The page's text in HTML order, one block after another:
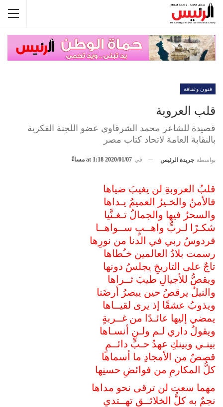
فنون وثقافة
قلب العروبة
قصيدة للشاعر محمد الشرقاوي عضو اللجنة الفكرية
بالنقابة العامة لاتحاد كتاب مصر
بواسطة جريدة الرئيس في 2020/01/07 at 1:18 مساءً
قلبُ العروبةِ لن يغيبَ ضياها
فالأمنُ والخـيرُ العميمُ يـداها
والسحرُ فيها والجمالُ تـغـنَّيا
شكـرًا لـربٍّ واهــبٍ ســواهــا
فردوسُ ربي في الدنا من نورِها
رسمت بلادُ العالمين خـُطاها
تاجٌ على التاريخِ يجلسُ دونها
ويقصُّ للأجيالِ طيبَ ثــراها
والنيلُ يرقصُ حين يبصرُ أرضَنا
ويذوبُ عشقًا إذ يرى لقيــاها
يمضي إليها عائـدًا من غــربةٍ
ويقولُ داري لـم ولـن أنسـاها
بينـي وبينكِ عهدُ حـبٍّ دائــمٍ
قصصٌ من الأمجادِ ما أسماها
كلُّ المكارمِ من فوائضِ حسنِها
مهما سعت لن ترقى نحو مداها
نجمٌ به كلُّ الخلائــقِ تهــتدي